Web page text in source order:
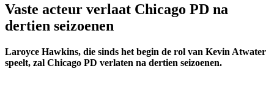
Vaste acteur verlaat Chicago PD na
dertien seizoenen
Laroyce Hawkins, die sinds het begin de rol van Kevin Atwater
speelt, zal Chicago PD verlaten na dertien seizoenen.